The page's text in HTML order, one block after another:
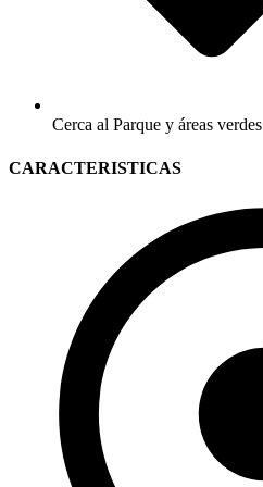
Cerca al Parque y áreas verdes
CARACTERISTICAS